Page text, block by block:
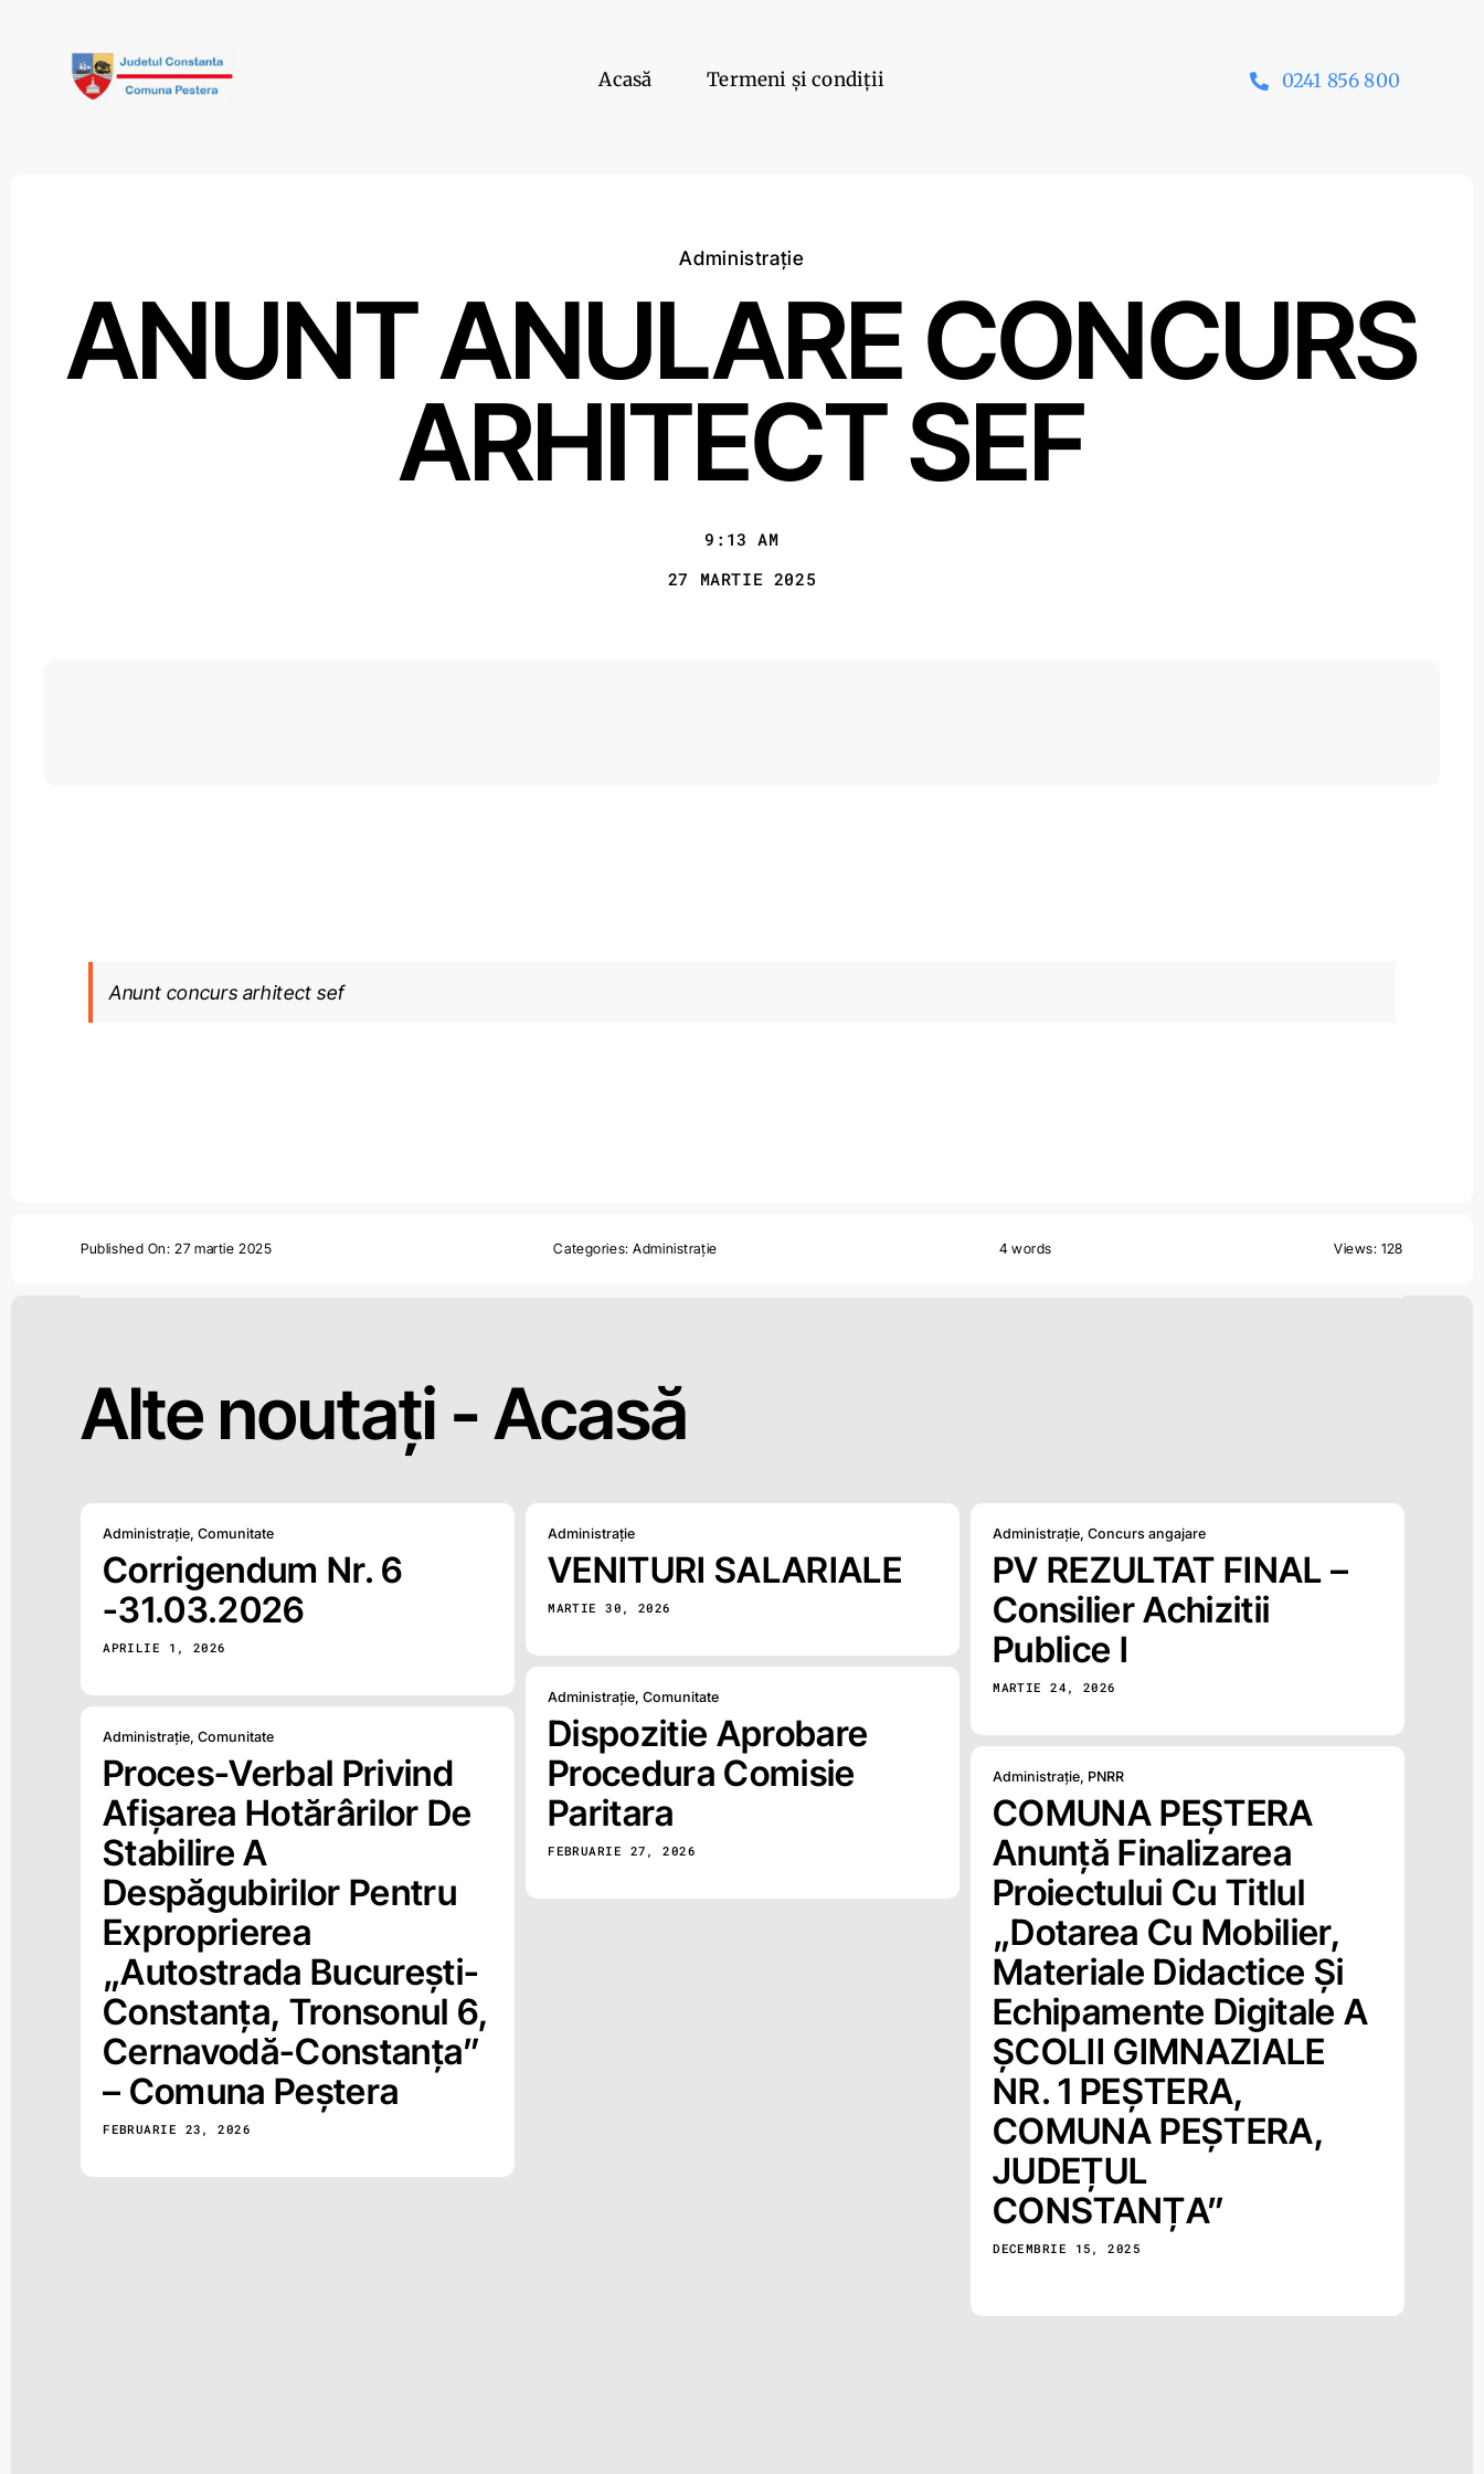
Acasă Termeni și condiții 0241 856 800
Administrație
ANUNT ANULARE CONCURS
ARHITECT SEF
9:13 AM
27 MARTIE 2025
Anunt concurs arhitect sef
Published On: 27 martie 2025 Categories:Administrație 4 words Views: 128
Alte noutați -Acasă
Administrație,Comunitate
Corrigendum Nr. 6
-31.03.2026
APRILIE 1, 2026
Administrație
VENITURI SALARIALE
MARTIE 30, 2026
Administrație,Concurs angajare
PV REZULTAT FINAL –
Consilier Achizitii
Publice I
MARTIE 24, 2026
Administrație,Comunitate
Dispozitie Aprobare
Procedura Comisie
Paritara
FEBRUARIE 27, 2026
Administrație,Comunitate
Proces-Verbal Privind
Afișarea Hotărârilor De
Stabilire A
Despăgubirilor Pentru
Exproprierea
„Autostrada București-
Constanța, Tronsonul 6,
Cernavodă-Constanța”
– Comuna Peștera
FEBRUARIE 23, 2026
Administrație, PNRR
COMUNA PEȘTERA
Anunță Finalizarea
Proiectului Cu Titlul
„Dotarea Cu Mobilier,
Materiale Didactice Și
Echipamente Digitale A
ȘCOLII GIMNAZIALE
NR. 1 PEȘTERA,
COMUNA PEȘTERA,
JUDEȚUL
CONSTANȚA”
DECEMBRIE 15, 2025